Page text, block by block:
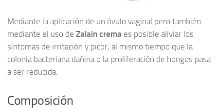
Mediante la aplicación de un óvulo vaginal pero también
mediante el uso de Zalain crema es posible aliviar los
síntomas de irritación y picor, al mismo tiempo que la
colonia bacteriana dañina o la proliferación de hongos pasa
a ser reducida.
Composición